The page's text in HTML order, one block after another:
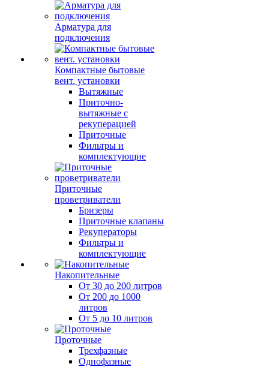
Арматура для
подключения
Компактные бытовые
вент. установки
Вытяжные
Приточно-
вытяжные с
рекуперацией
Приточные
Фильтры и
комплектующие
Приточные
проветриватели
Бризеры
Приточные клапаны
Рекуператоры
Фильтры и
комплектующие
Накопительные
От 30 до 200 литров
От 200 до 1000
литров
От 5 до 10 литров
Проточные
Трехфазные
Однофазные